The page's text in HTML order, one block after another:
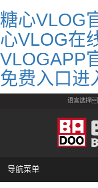
糖心VLOG
心VLOG在
VLOGAPP
免费入口进
语言选择
导航菜单